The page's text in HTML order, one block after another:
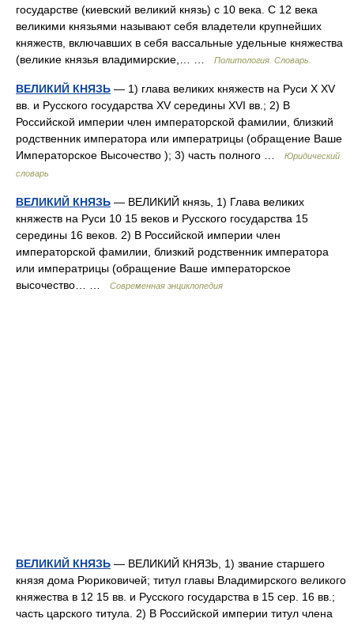
государстве (киевский великий князь) с 10 века. С 12 века
великими князьями называют себя владетели крупнейших
княжеств, включавших в себя вассальные удельные княжества
(великие князья владимирские,… …
Политология. Словарь.
ВЕЛИКИЙ КНЯЗЬ — 1) глава великих княжеств на Руси X XV
вв. и Русского государства XV середины XVI вв.; 2) В
Российской империи член императорской фамилии, близкий
родственник императора или императрицы (обращение Ваше
Императорское Высочество ); 3) часть полного …
Юридический
словарь
ВЕЛИКИЙ КНЯЗЬ — ВЕЛИКИЙ князь, 1) Глава великих
княжеств на Руси 10 15 веков и Русского государства 15
середины 16 веков. 2) В Российской империи член
императорской фамилии, близкий родственник императора
или императрицы (обращение Ваше императорское
высочество… …
Современная энциклопедия
ВЕЛИКИЙ КНЯЗЬ — ВЕЛИКИЙ КНЯЗЬ, 1) звание старшего
князя дома Рюриковичей; титул главы Владимирского великого
княжества в 12 15 вв. и Русского государства в 15 сер. 16 вв.;
часть царского титула. 2) В Российской империи титул члена